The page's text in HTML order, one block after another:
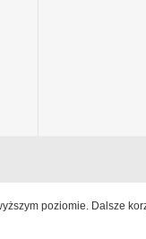
poziomie. Dalsze